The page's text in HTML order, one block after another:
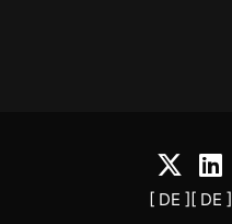
[ DE ][ DE ]